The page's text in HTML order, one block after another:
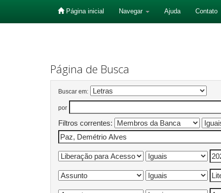
Página inicial Navegar Ajuda Contato
Página de Busca
Buscar em:
por
Filtros correntes: